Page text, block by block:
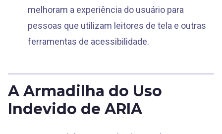
melhoram a experiência do usuário para
pessoas que utilizam leitores de tela e outras
ferramentas de acessibilidade.
A Armadilha do Uso
Indevido de ARIA